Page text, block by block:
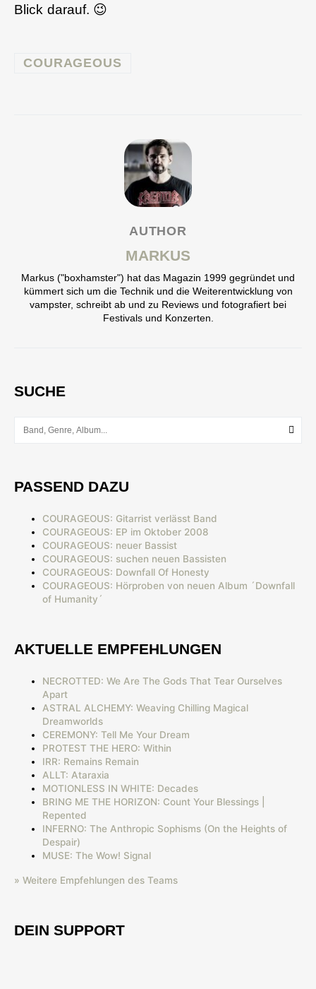
Blick darauf. 😉
COURAGEOUS
AUTHOR
MARKUS
Markus ("boxhamster") hat das Magazin 1999 gegründet und
kümmert sich um die Technik und die Weiterentwicklung von
vampster, schreibt ab und zu Reviews und fotografiert bei
Festivals und Konzerten.
SUCHE
PASSEND DAZU
COURAGEOUS: Gitarrist verlässt Band
COURAGEOUS: EP im Oktober 2008
COURAGEOUS: neuer Bassist
COURAGEOUS: suchen neuen Bassisten
COURAGEOUS: Downfall Of Honesty
COURAGEOUS: Hörproben von neuen Album ´Downfall
of Humanity´
AKTUELLE EMPFEHLUNGEN
NECROTTED: We Are The Gods That Tear Ourselves
Apart
ASTRAL ALCHEMY: Weaving Chilling Magical
Dreamworlds
CEREMONY: Tell Me Your Dream
PROTEST THE HERO: Within
IRR: Remains Remain
ALLT: Ataraxia
MOTIONLESS IN WHITE: Decades
BRING ME THE HORIZON: Count Your Blessings |
Repented
INFERNO: The Anthropic Sophisms (On the Heights of
Despair)
MUSE: The Wow! Signal
» Weitere Empfehlungen des Teams
DEIN SUPPORT